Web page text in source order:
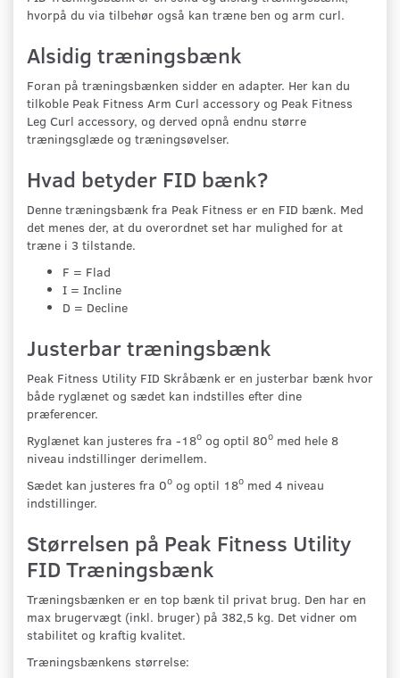
hvorpå du via tilbehør også kan træne ben og arm curl.
Alsidig træningsbænk
Foran på træningsbænken sidder en adapter. Her kan du
tilkoble Peak Fitness Arm Curl accessory og Peak Fitness
Leg Curl accessory, og derved opnå endnu større
træningsglæde og træningsøvelser.
Hvad betyder FID bænk?
Denne træningsbænk fra Peak Fitness er en FID bænk. Med
det menes der, at du overordnet set har mulighed for at
træne i 3 tilstande.
F = Flad
I = Incline
D = Decline
Justerbar træningsbænk
Peak Fitness Utility FID Skråbænk er en justerbar bænk hvor
både ryglænet og sædet kan indstilles efter dine
præferencer.
Ryglænet kan justeres fra -18o og optil 80o med hele 8
niveau indstillinger derimellem.
Sædet kan justeres fra 0o og optil 18o med 4 niveau
indstillinger.
Størrelsen på Peak Fitness Utility
FID Træningsbænk
Træningsbænken er en top bænk til privat brug. Den har en
max brugervægt (inkl. bruger) på 382,5 kg. Det vidner om
stabilitet og kraftig kvalitet.
Træningsbænkens størrelse: